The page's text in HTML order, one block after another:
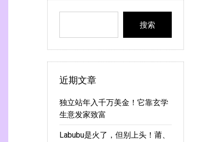
搜索
近期文章
独立站年入千万美金！它靠玄学
生意发家致富
Labubu是火了，但别上头！莆、